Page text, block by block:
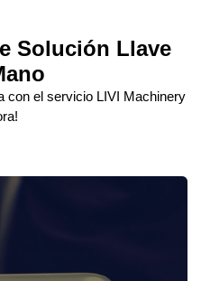
Solución Llave
con el servicio LIVI Machinery